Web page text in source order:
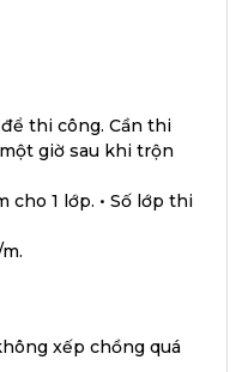
thi công. Cần thi
giờ sau khi trộn
cho 1 lớp. • Số lớp thi
xếp chồng quá